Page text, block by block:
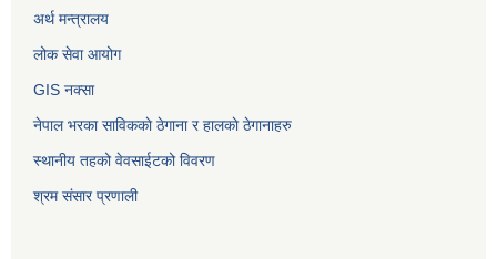
अर्थ मन्त्रालय
लोक सेवा आयोग
GIS नक्सा
नेपाल भरका साविककाे ठेगाना र हालकाे ठेगानाहरु
स्थानीय तहको वेवसाईटको विवरण
श्रम संसार प्रणाली